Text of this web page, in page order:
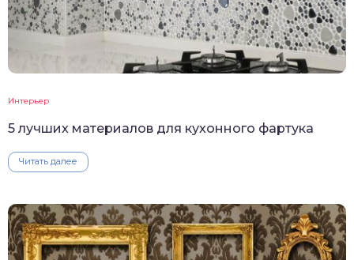
Интерьер
5 лучших материалов для кухонного фартука
Читать далее